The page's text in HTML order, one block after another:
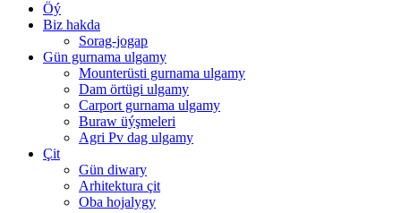
Öý
Biz hakda
Sorag-jogap
Gün gurnama ulgamy
Mounterüsti gurnama ulgamy
Dam örtügi ulgamy
Carport gurnama ulgamy
Buraw üýşmeleri
Agri Pv dag ulgamy
Çit
Gün diwary
Arhitektura çit
Oba hojalygy